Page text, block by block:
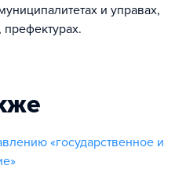
и управах,
«государственное и